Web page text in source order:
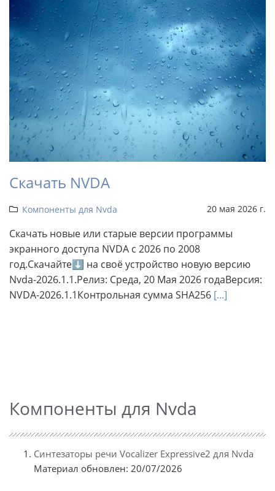
Скачать NVDA
Компоненты для Nvda 20 мая 2026 г.
Скачать новые или старые версии программы
экранного доступа NVDA с 2026 по 2008
год.Скачайте⬇ на своё устройство новую версию
Nvda-2026.1.1.Релиз: Среда, 20 Мая 2026 годаВерсия:
NVDA-2026.1.1Контрольная сумма SHA256 [...]
Компоненты для Nvda
Синтезаторы речи Vocalizer Expressive2 для Nvda
Материал обновлен: 20/07/2026